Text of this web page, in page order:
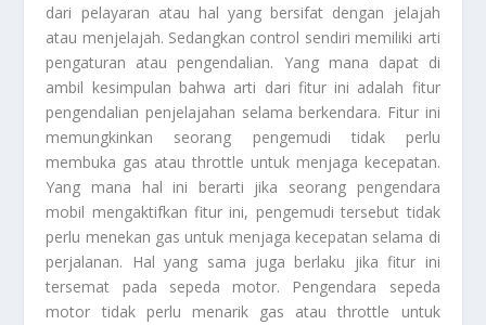
dari pelayaran atau hal yang bersifat dengan jelajah
atau menjelajah. Sedangkan control sendiri memiliki arti
pengaturan atau pengendalian. Yang mana dapat di
ambil kesimpulan bahwa arti dari fitur ini adalah fitur
pengendalian penjelajahan selama berkendara. Fitur ini
memungkinkan seorang pengemudi tidak perlu
membuka gas atau throttle untuk menjaga kecepatan.
Yang mana hal ini berarti jika seorang pengendara
mobil mengaktifkan fitur ini, pengemudi tersebut tidak
perlu menekan gas untuk menjaga kecepatan selama di
perjalanan. Hal yang sama juga berlaku jika fitur ini
tersemat pada sepeda motor. Pengendara sepeda
motor tidak perlu menarik gas atau throttle untuk